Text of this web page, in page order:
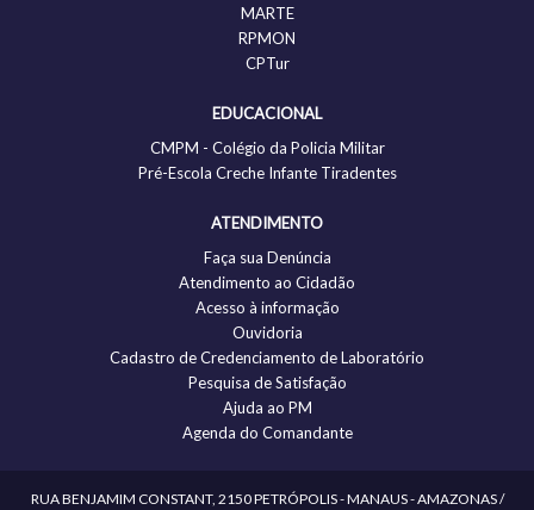
MARTE
RPMON
CPTur
EDUCACIONAL
CMPM - Colégio da Policia Militar
Pré-Escola Creche Infante Tiradentes
ATENDIMENTO
Faça sua Denúncia
Atendimento ao Cidadão
Acesso à informação
Ouvidoria
Cadastro de Credenciamento de Laboratório
Pesquisa de Satisfação
Ajuda ao PM
Agenda do Comandante
RUA BENJAMIM CONSTANT, 2150 PETRÓPOLIS - MANAUS - AMAZONAS /